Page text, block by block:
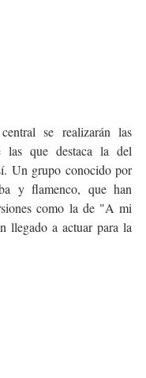
se realizarán las
las que destaca la del
Un grupo conocido por
y flamenco, que han
como la de "A mi
llegado a actuar para la